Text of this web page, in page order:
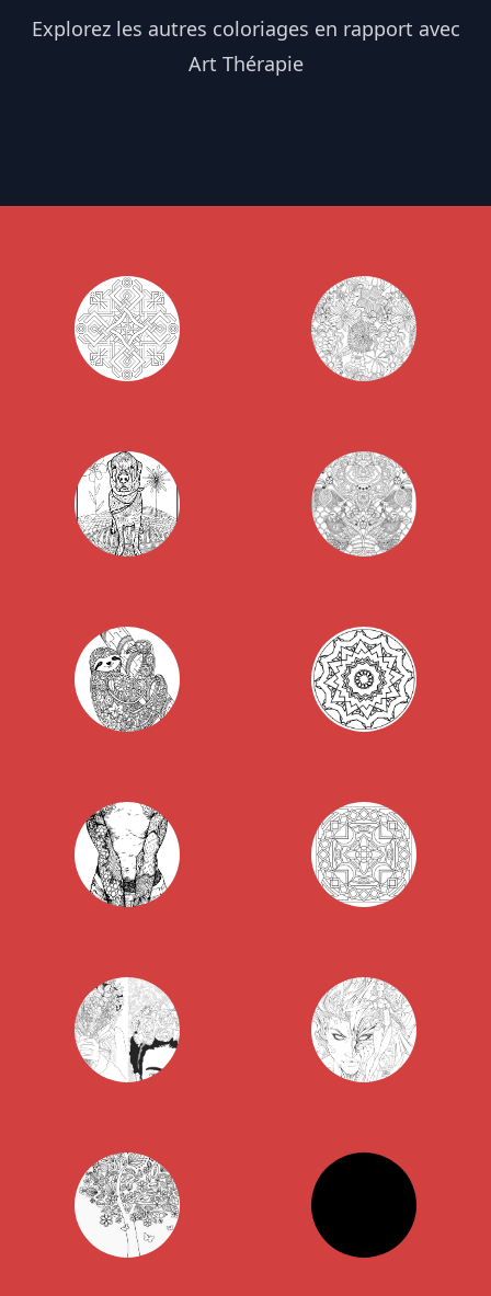
Explorez les autres coloriages en rapport avec
Art Thérapie